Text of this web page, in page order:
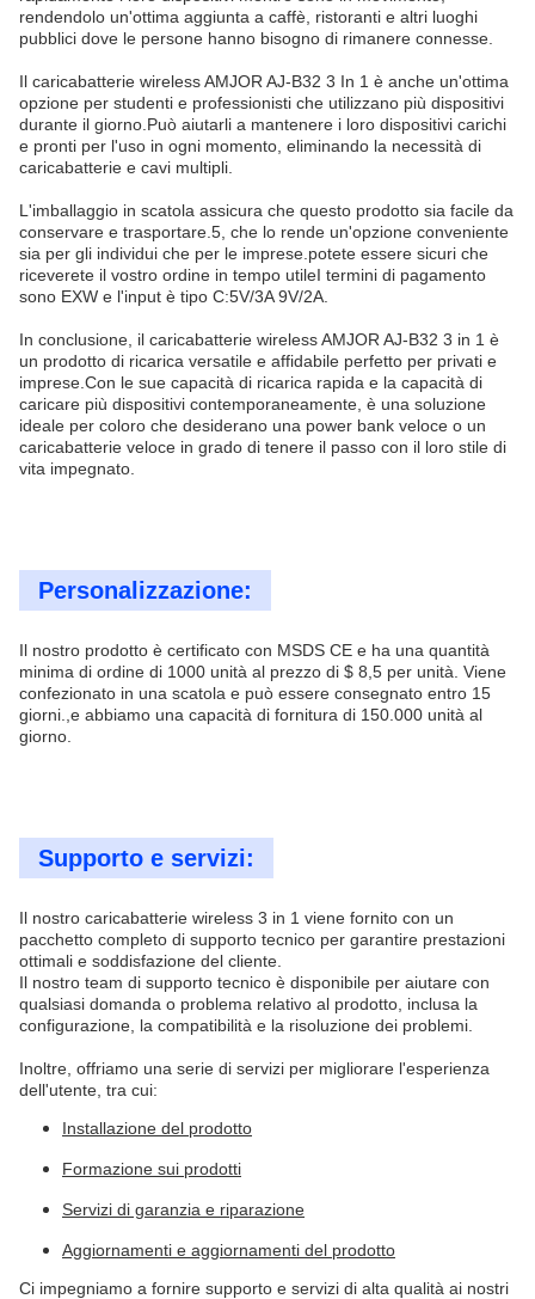
rendendolo un'ottima aggiunta a caffè, ristoranti e altri luoghi
pubblici dove le persone hanno bisogno di rimanere connesse.
Il caricabatterie wireless AMJOR AJ-B32 3 In 1 è anche un'ottima
opzione per studenti e professionisti che utilizzano più dispositivi
durante il giorno.Può aiutarli a mantenere i loro dispositivi carichi
e pronti per l'uso in ogni momento, eliminando la necessità di
caricabatterie e cavi multipli.
L'imballaggio in scatola assicura che questo prodotto sia facile da
conservare e trasportare.5, che lo rende un'opzione conveniente
sia per gli individui che per le imprese.potete essere sicuri che
riceverete il vostro ordine in tempo utileI termini di pagamento
sono EXW e l'input è tipo C:5V/3A 9V/2A.
In conclusione, il caricabatterie wireless AMJOR AJ-B32 3 in 1 è
un prodotto di ricarica versatile e affidabile perfetto per privati e
imprese.Con le sue capacità di ricarica rapida e la capacità di
caricare più dispositivi contemporaneamente, è una soluzione
ideale per coloro che desiderano una power bank veloce o un
caricabatterie veloce in grado di tenere il passo con il loro stile di
vita impegnato.
Personalizzazione:
Il nostro prodotto è certificato con MSDS CE e ha una quantità
minima di ordine di 1000 unità al prezzo di $ 8,5 per unità. Viene
confezionato in una scatola e può essere consegnato entro 15
giorni.,e abbiamo una capacità di fornitura di 150.000 unità al
giorno.
Supporto e servizi:
Il nostro caricabatterie wireless 3 in 1 viene fornito con un
pacchetto completo di supporto tecnico per garantire prestazioni
ottimali e soddisfazione del cliente.
Il nostro team di supporto tecnico è disponibile per aiutare con
qualsiasi domanda o problema relativo al prodotto, inclusa la
configurazione, la compatibilità e la risoluzione dei problemi.
Inoltre, offriamo una serie di servizi per migliorare l'esperienza
dell'utente, tra cui:
Installazione del prodotto
Formazione sui prodotti
Servizi di garanzia e riparazione
Aggiornamenti e aggiornamenti del prodotto
Ci impegniamo a fornire supporto e servizi di alta qualità ai nostri